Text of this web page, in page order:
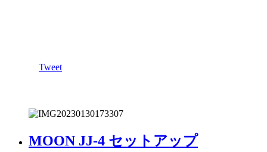
Tweet
MOON JJ-4 セットアップ